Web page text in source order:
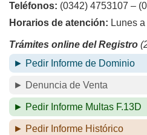
Teléfonos: (0342) 4753107 –
Horarios de atención: Lunes
Trámites online del Registro
► Pedir Informe de Dominio
► Denuncia de Venta
► Pedir Informe Multas F.13D
► Pedir Informe Histórico